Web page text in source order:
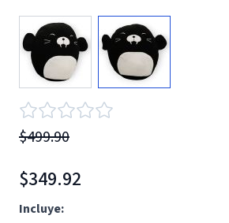
View larger imageView larger image
$499.90
$349.92
Incluye: